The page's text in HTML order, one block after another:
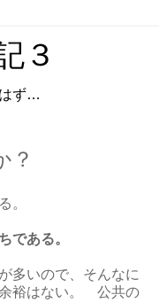
３
ず…
？
。
である。
多いので、そんなに
裕はない。 公共の